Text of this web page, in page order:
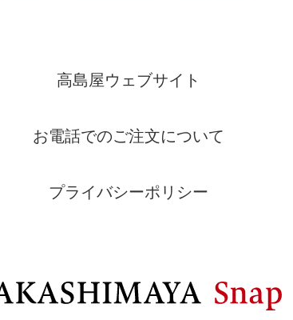
高島屋ウェブサイト
お電話でのご注文について
プライバシーポリシー